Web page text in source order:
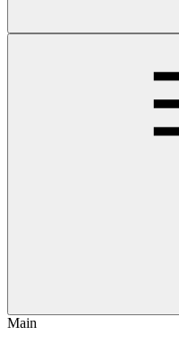
Main